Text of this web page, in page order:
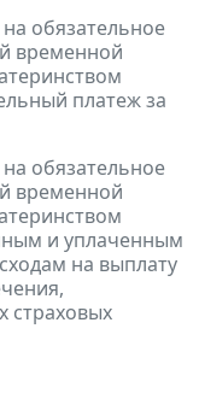
обязательное
временной
платеж за
обязательное
временной
и уплаченным
на выплату
страховых